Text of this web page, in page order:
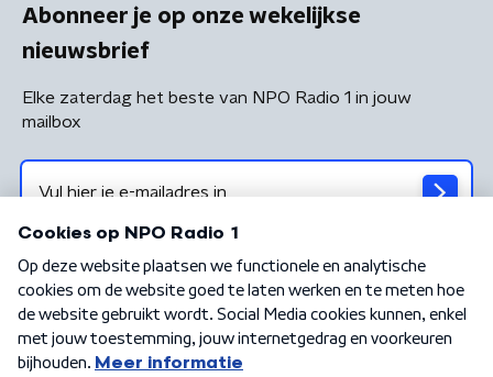
Abonneer je op onze wekelijkse
nieuwsbrief
Elke zaterdag het beste van NPO Radio 1 in jouw
mailbox
Algemene voorwaarden